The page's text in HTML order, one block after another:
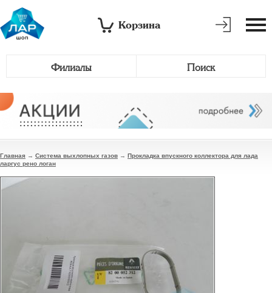
Корзина
Филиалы Поиск
Главная → Система выхлопных газов → Прокладка впускного коллектора для лада
ларгус рено логан